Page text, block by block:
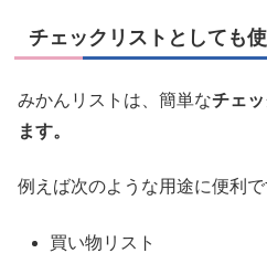
チェックリストとしても
みかんリストは、簡単なチェ
ます。
例えば次のような用途に便利で
買い物リスト